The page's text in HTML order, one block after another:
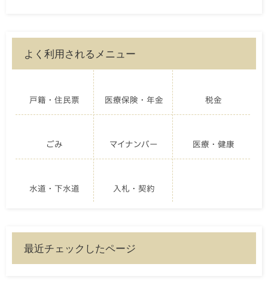
よく利用されるメニュー
戸籍・住民票 医療保険・年金 税金
ごみ マイナンバー 医療・健康
水道・下水道 入札・契約
最近チェックしたページ